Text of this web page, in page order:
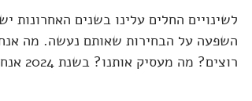
מהן מגמות העיצוב והטרנדים
לקראת חורף 2024?
לשינויים החלים עלינו בשנים האחרונות